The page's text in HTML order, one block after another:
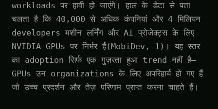
workloads पर हावी हो जाएंगे। हाल के डेटा से पता
चलता है कि 40,000 से अधिक कंपनियां और 4 मिलियन
developers मशीन लर्निंग और AI प्रोजेक्ट्स के लिए
NVIDIA GPUs पर निर्भर हैं(MobiDev, 1)। यह स्तर
का adoption सिर्फ एक गुज़रता हुआ trend नहीं है—
GPUs उन organizations के लिए अपरिहार्य हो गए हैं
जो उच्च प्रदर्शन और तेज़ परिणाम प्राप्त करना चाहते हैं।